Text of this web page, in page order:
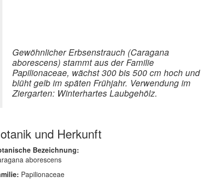
Gewöhnlicher Erbsenstrauch (Caragana
aborescens) stammt aus der Familie
Papilionaceae, wächst 300 bis 500 cm hoch und
blüht gelb im späten Frühjahr. Verwendung im
Ziergarten: Winterhartes Laubgehölz.
und Herkunft
Bezeichnung:
aborescens
Papilionaceae